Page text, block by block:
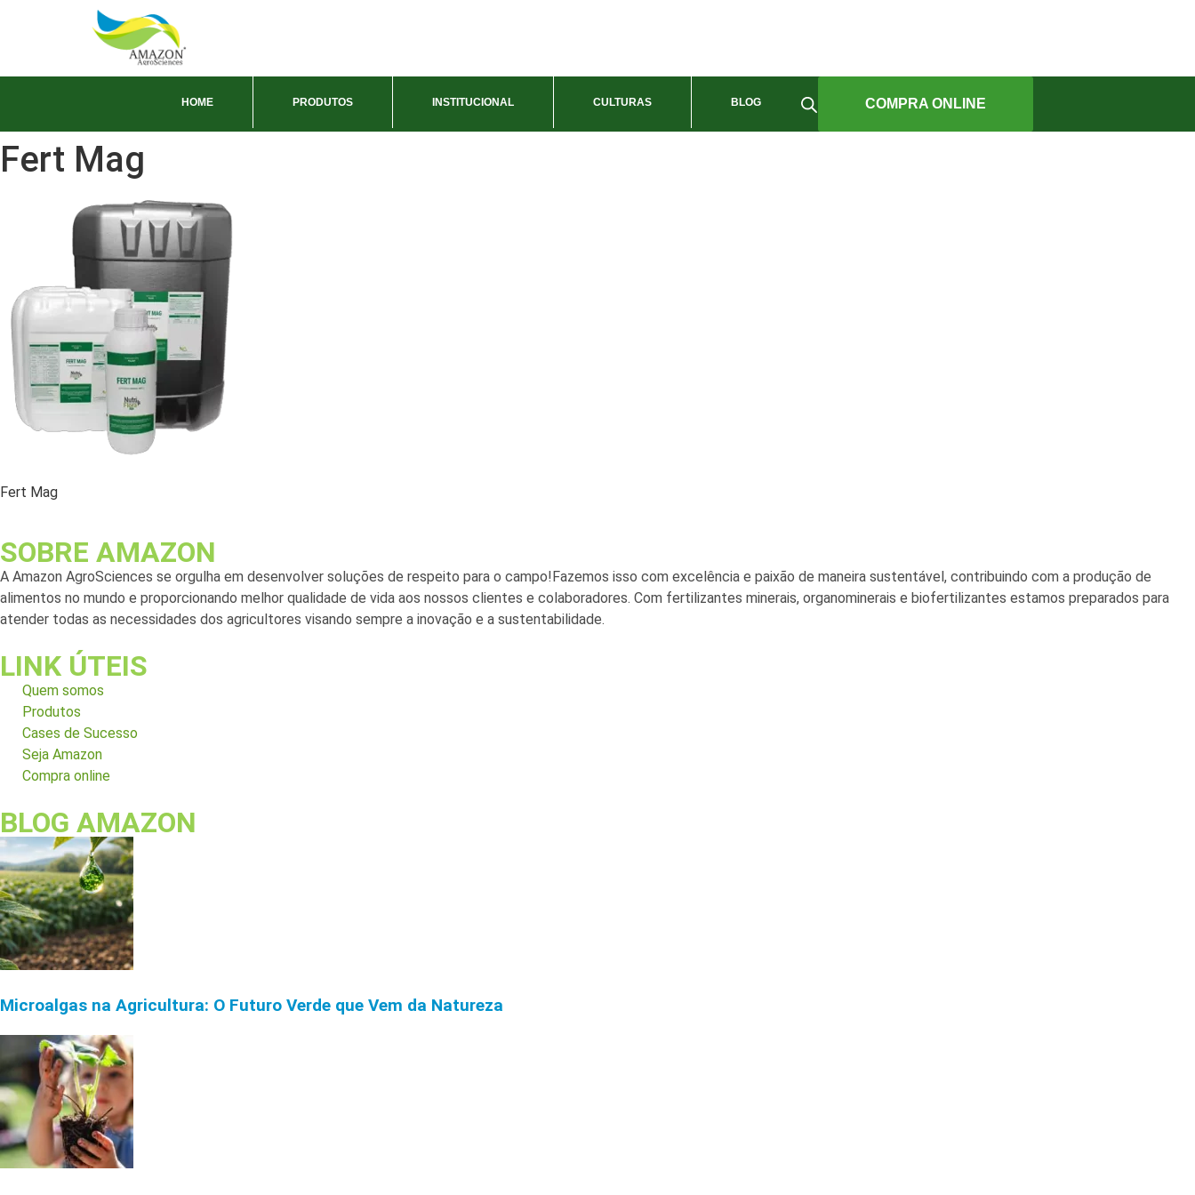
HOME PRODUTOS INSTITUCIONAL CULTURAS BLOG COMPRA ONLINE
Fert Mag
Fert Mag
SOBRE AMAZON
A Amazon AgroSciences se orgulha em desenvolver soluções de respeito para o campo!Fazemos isso com excelência e paixão de maneira sustentável, contribuindo com a produção de
alimentos no mundo e proporcionando melhor qualidade de vida aos nossos clientes e colaboradores. Com fertilizantes minerais, organominerais e biofertilizantes estamos preparados para
atender todas as necessidades dos agricultores visando sempre a inovação e a sustentabilidade.
LINK ÚTEIS
Quem somos
Produtos
Cases de Sucesso
Seja Amazon
Compra online
BLOG AMAZON
Microalgas na Agricultura: O Futuro Verde que Vem da Natureza